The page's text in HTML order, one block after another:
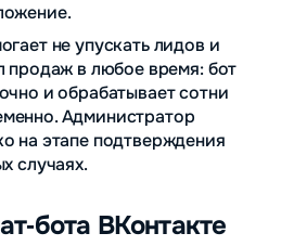
не упускать лидов и
продаж в любое время: бот
и обрабатывает сотни
Администратор
на этапе подтверждения
случаях.
ВКонтакте